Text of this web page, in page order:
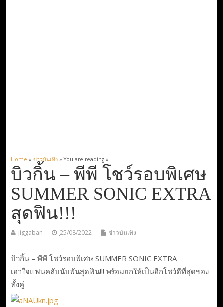
Home » ข่าวบันเทิง» You are reading »
บิวกิ้น – พีพี โชว์รอบพิเศษ
SUMMER SONIC EXTRA
สุดฟิน!!!
jiggaban 25/08/2022 ข่าวบันเทิง
บิวกิ้น – พีพี โชว์รอบพิเศษ SUMMER SONIC EXTRA
เอาใจแฟนคลับนับพันสุดฟิน!!! พร้อมยกให้เป็นอีกโชว์ดีที่สุดของ
ทั้งคู่